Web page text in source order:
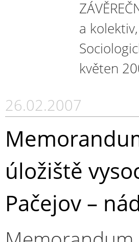
a
květen
26.02.2007
úložiště
Pačejov –